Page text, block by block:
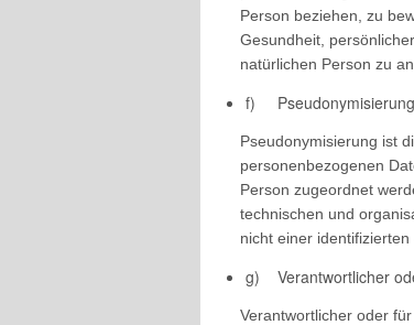
Person beziehen, zu
Gesundheit,
natürlichen Person zu
f) Pseudonymisierung
Pseudonymisierung ist
personenbezogenen
Person zugeordnet
technischen und
nicht einer
g) Verantwortlicher
Verantwortlicher oder